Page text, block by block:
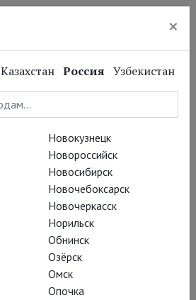
×
Казахстан Россия Узбекистан
Новокузнецк
Новороссийск
Новосибирск
Новочебоксарск
Новочеркасск
Норильск
Обнинск
Озёрск
Омск
Опочка